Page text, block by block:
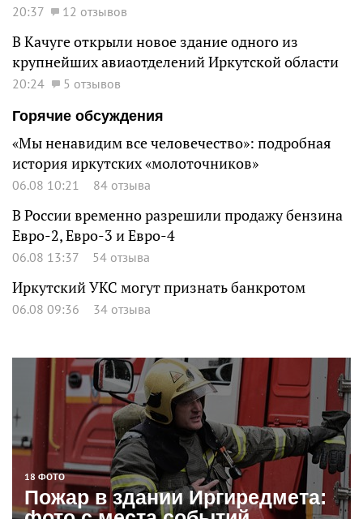
20:37 12 отзывов
В Качуге открыли новое здание одного из
крупнейших авиаотделений Иркутской области
20:24
5 отзывов
Горячие обсуждения
«Мы ненавидим все человечество»: подробная
история иркутских «молоточников»
06.08 10:21 84 отзыва
В России временно разрешили продажу бензина
Евро-2, Евро-3 и Евро-4
06.08 13:37 54 отзыва
Иркутский УКС могут признать банкротом
06.08 09:36 34 отзыва
18 ФОТО
Пожар в здании Иргиредмета: